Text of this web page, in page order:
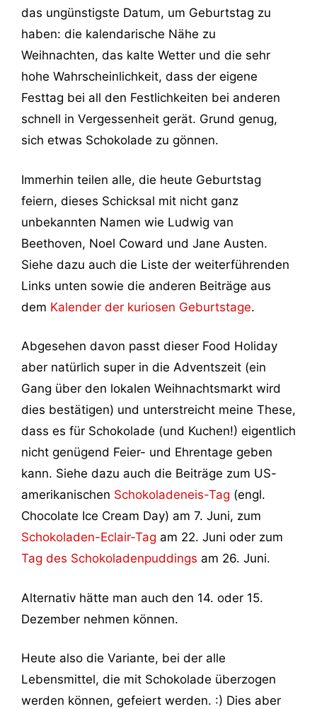
das ungünstigste Datum, um Geburtstag zu
haben: die kalendarische Nähe zu
Weihnachten, das kalte Wetter und die sehr
hohe Wahrscheinlichkeit, dass der eigene
Festtag bei all den Festlichkeiten bei anderen
schnell in Vergessenheit gerät. Grund genug,
sich etwas Schokolade zu gönnen.
Immerhin teilen alle, die heute Geburtstag
feiern, dieses Schicksal mit nicht ganz
unbekannten Namen wie Ludwig van
Beethoven, Noel Coward und Jane Austen.
Siehe dazu auch die Liste der weiterführenden
Links unten sowie die anderen Beiträge aus
dem Kalender der kuriosen Geburtstage.
Abgesehen davon passt dieser Food Holiday
aber natürlich super in die Adventszeit (ein
Gang über den lokalen Weihnachtsmarkt wird
dies bestätigen) und unterstreicht meine These,
dass es für Schokolade (und Kuchen!) eigentlich
nicht genügend Feier- und Ehrentage geben
kann. Siehe dazu auch die Beiträge zum US-
amerikanischen Schokoladeneis-Tag (engl.
Chocolate Ice Cream Day) am 7. Juni, zum
Schokoladen-Eclair-Tag am 22. Juni oder zum
Tag des Schokoladenpuddings am 26. Juni.
Alternativ hätte man auch den 14. oder 15.
Dezember nehmen können.
Heute also die Variante, bei der alle
Lebensmittel, die mit Schokolade überzogen
werden können, gefeiert werden. :) Dies aber